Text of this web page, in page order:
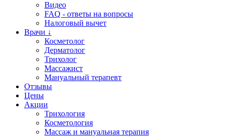
Видео
FAQ - ответы на вопросы
Налоговый вычет
Врачи ↓
Косметолог
Дерматолог
Трихолог
Массажист
Мануальный терапевт
Отзывы
Цены
Акции
Трихология
Косметология
Массаж и мануальная терапия